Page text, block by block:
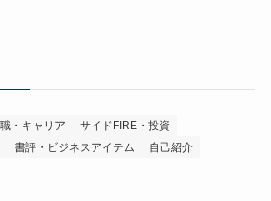
・キャリア
サイドFIRE・投資
書評・ビジネスアイテム 自己紹介